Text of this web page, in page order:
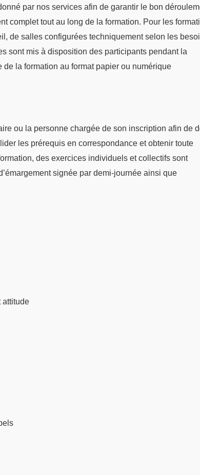
par nos services afin de garantir le bon
complet tout au long de la formation. Pour les
de salles configurées techniquement selon les
sont mis à disposition des participants pendant la
la formation au format papier ou numérique
ou la personne chargée de son inscription afin de
les prérequis en correspondance et obtenir toute
des exercices individuels et collectifs sont
signée par demi-journée ainsi que
attitude